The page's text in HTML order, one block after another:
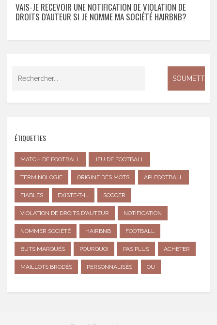
VAIS-JE RECEVOIR UNE NOTIFICATION DE VIOLATION DE
DROITS D'AUTEUR SI JE NOMME MA SOCIÉTÉ HAIRBNB?
ÉTIQUETTES
MATCH DE FOOTBALL JEU DE FOOTBALL
TERMINOLOGIE ORIGINE DES MOTS API FOOTBALL
FIABLES EXISTE-T-IL SOCCER
VIOLATION DE DROITS D'AUTEUR NOTIFICATION
NOMMER SOCIÉTÉ HAIRBNB FOOTBALL
BUTS MARQUÉS POURQUOI PAS PLUS ACHETER
MAILLOTS BRODÉS PERSONNALISÉS OÙ